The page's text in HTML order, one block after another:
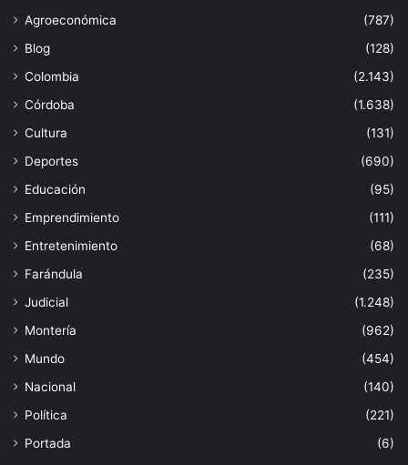
Agroeconómica
(787)
Blog
(128)
Colombia
(2.143)
Córdoba
(1.638)
Cultura
(131)
Deportes
(690)
Educación
(95)
Emprendimiento
(111)
Entretenimiento
(68)
Farándula
(235)
Judicial
(1.248)
Montería
(962)
Mundo
(454)
Nacional
(140)
Política
(221)
Portada
(6)